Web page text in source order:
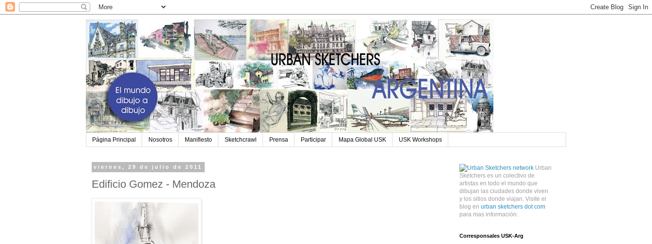
Página Principal Nosotros Manifiesto Sketchcrawl Prensa Participar Mapa Global USK USK Workshops
viernes, 29 de julio de 2011
Edificio Gomez - Mendoza
Urban
Sketchers es un colectivo de
artistas en todo el mundo que
dibujan las ciudades donde viven
y los sitios donde viajan. Visite el
blog en urban sketchers dot com
para mas información.
Corresponsales USK-Arg